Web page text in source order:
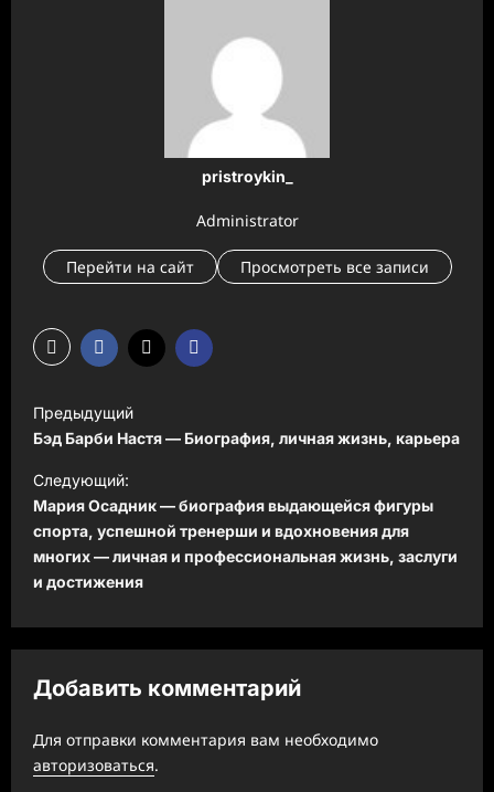
pristroykin_
Administrator
Перейти на сайт Просмотреть все записи
Н
а
в
и
г
а
я
з
а
п
Предыдущий
Бэд Барби Настя — Биография, личная жизнь, карьера
Следующий:
Мария Осадник — биография выдающейся фигуры
спорта, успешной тренерши и вдохновения для
многих — личная и профессиональная жизнь, заслуги
и достижения
Добавить комментарий
Для отправки комментария вам необходимо
авторизоваться.